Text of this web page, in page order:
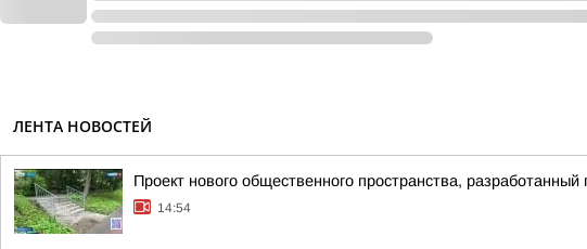
ЛЕНТА НОВОСТЕЙ
Проект нового общественного пространства,
14:54